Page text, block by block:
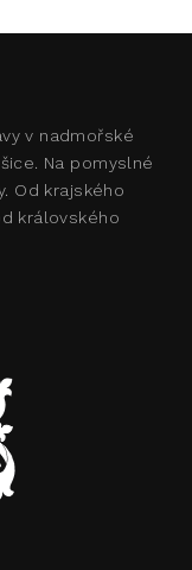
v nadmořské
Na pomyslné
Od krajského
královského